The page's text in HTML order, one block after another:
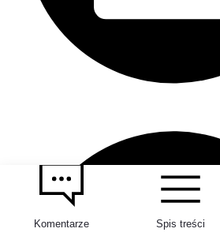
Komentarze Spis treści